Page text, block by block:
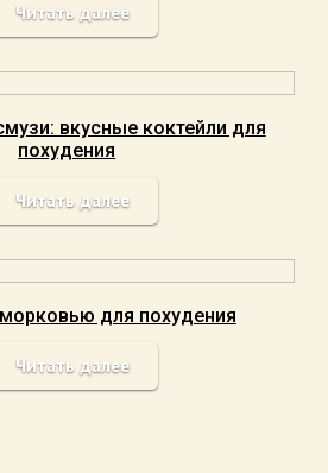
Читать далее
вкусные коктейли для
похудения
Читать далее
для похудения
Читать далее